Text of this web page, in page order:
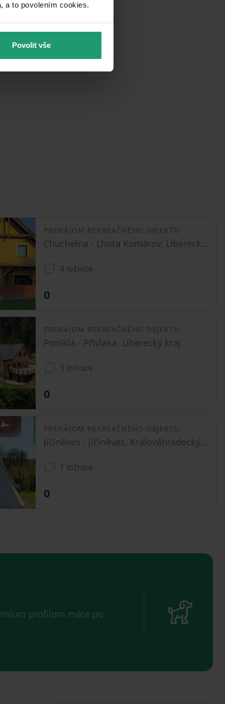
a to povolením cookies.​
Povolit vše
PRENÁJOM REKREAČNÉHO OBJEKTU
Chuchelna - Lhota Komárov, Liberecký kraj
4 ložnice
0
PRENÁJOM REKREAČNÉHO OBJEKTU
Poniklá - Přívlaka, Liberecký kraj
3 ložnice
0
PRENÁJOM REKREAČNÉHO OBJEKTU
Jičíněves - Jičíněves, Královéhradecký kraj
1 ložnice
0
profilom máte po